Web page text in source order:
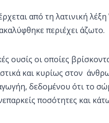
από τη λατινική λέξη
περιέχει άζωτο.
ουσίς οι οποίες
και κυρίως στον
δεδομένου ότι το
ποσότητες και